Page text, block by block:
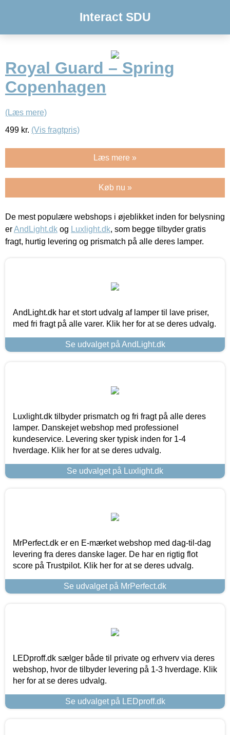
Interact SDU
Royal Guard – Spring
Copenhagen
(Læs mere)
499 kr. (Vis fragtpris)
Læs mere »
Køb nu »
De mest populære webshops i øjeblikket inden for belysning
erAndLight.dk og Luxlight.dk, som begge tilbyder gratis
fragt, hurtig levering og prismatch på alle deres lamper.
AndLight.dk har et stort udvalg af lamper til lave priser,
med fri fragt på alle varer. Klik her for at se deres udvalg.
Se udvalget på AndLight.dk
Luxlight.dk tilbyder prismatch og fri fragt på alle deres
lamper. Danskejet webshop med professionel
kundeservice. Levering sker typisk inden for 1-4
hverdage. Klik her for at se deres udvalg.
Se udvalget på Luxlight.dk
MrPerfect.dk er en E-mærket webshop med dag-til-dag
levering fra deres danske lager. De har en rigtig flot
score på Trustpilot. Klik her for at se deres udvalg.
Se udvalget på MrPerfect.dk
LEDproff.dk sælger både til private og erhverv via deres
webshop, hvor de tilbyder levering på 1-3 hverdage. Klik
her for at se deres udvalg.
Se udvalget på LEDproff.dk